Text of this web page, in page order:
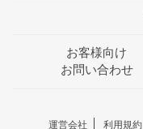
お客様向け
お問い合わせ
運営会社 利用規約